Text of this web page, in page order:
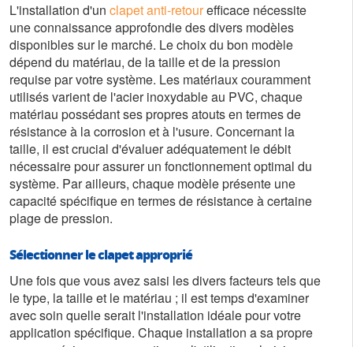
L'installation d'un clapet anti-retourefficace nécessite
une connaissance approfondie des divers modèles
disponibles sur le marché. Le choix du bon modèle
dépend du matériau, de la taille et de la pression
requise par votre système. Les matériaux couramment
utilisés varient de l'acier inoxydable au PVC, chaque
matériau possédant ses propres atouts en termes de
résistance à la corrosion et à l'usure. Concernant la
taille, il est crucial d'évaluer adéquatement le débit
nécessaire pour assurer un fonctionnement optimal du
système. Par ailleurs, chaque modèle présente une
capacité spécifique en termes de résistance à certaine
plage de pression.
Sélectionner le clapet approprié
Une fois que vous avez saisi les divers facteurs tels que
le type, la taille et le matériau ; il est temps d'examiner
avec soin quelle serait l'installation idéale pour votre
application spécifique. Chaque installation a sa propre